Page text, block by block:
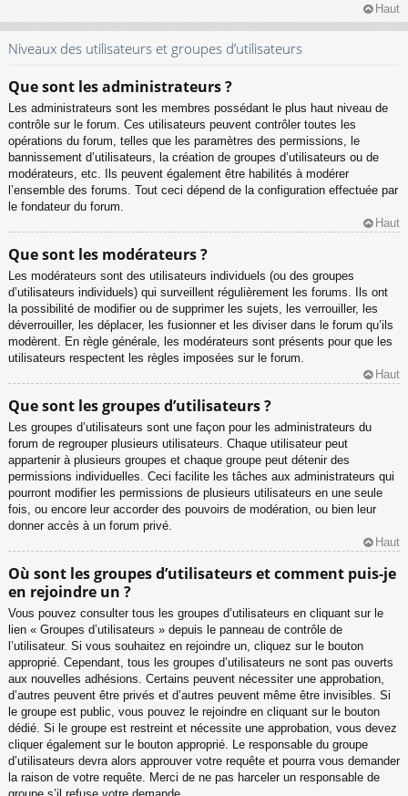
Haut
Niveaux des utilisateurs et groupes d’utilisateurs
Que sont les administrateurs ?
Les administrateurs sont les membres possédant le plus haut niveau de
contrôle sur le forum. Ces utilisateurs peuvent contrôler toutes les
opérations du forum, telles que les paramètres des permissions, le
bannissement d’utilisateurs, la création de groupes d’utilisateurs ou de
modérateurs, etc. Ils peuvent également être habilités à modérer
l’ensemble des forums. Tout ceci dépend de la configuration effectuée par
le fondateur du forum.
Haut
Que sont les modérateurs ?
Les modérateurs sont des utilisateurs individuels (ou des groupes
d’utilisateurs individuels) qui surveillent régulièrement les forums. Ils ont
la possibilité de modifier ou de supprimer les sujets, les verrouiller, les
déverrouiller, les déplacer, les fusionner et les diviser dans le forum qu’ils
modèrent. En règle générale, les modérateurs sont présents pour que les
utilisateurs respectent les règles imposées sur le forum.
Haut
Que sont les groupes d’utilisateurs ?
Les groupes d’utilisateurs sont une façon pour les administrateurs du
forum de regrouper plusieurs utilisateurs. Chaque utilisateur peut
appartenir à plusieurs groupes et chaque groupe peut détenir des
permissions individuelles. Ceci facilite les tâches aux administrateurs qui
pourront modifier les permissions de plusieurs utilisateurs en une seule
fois, ou encore leur accorder des pouvoirs de modération, ou bien leur
donner accès à un forum privé.
Haut
Où sont les groupes d’utilisateurs et comment puis-je
en rejoindre un ?
Vous pouvez consulter tous les groupes d’utilisateurs en cliquant sur le
lien « Groupes d’utilisateurs » depuis le panneau de contrôle de
l’utilisateur. Si vous souhaitez en rejoindre un, cliquez sur le bouton
approprié. Cependant, tous les groupes d’utilisateurs ne sont pas ouverts
aux nouvelles adhésions. Certains peuvent nécessiter une approbation,
d’autres peuvent être privés et d’autres peuvent même être invisibles. Si
le groupe est public, vous pouvez le rejoindre en cliquant sur le bouton
dédié. Si le groupe est restreint et nécessite une approbation, vous devez
cliquer également sur le bouton approprié. Le responsable du groupe
d’utilisateurs devra alors approuver votre requête et pourra vous demander
la raison de votre requête. Merci de ne pas harceler un responsable de